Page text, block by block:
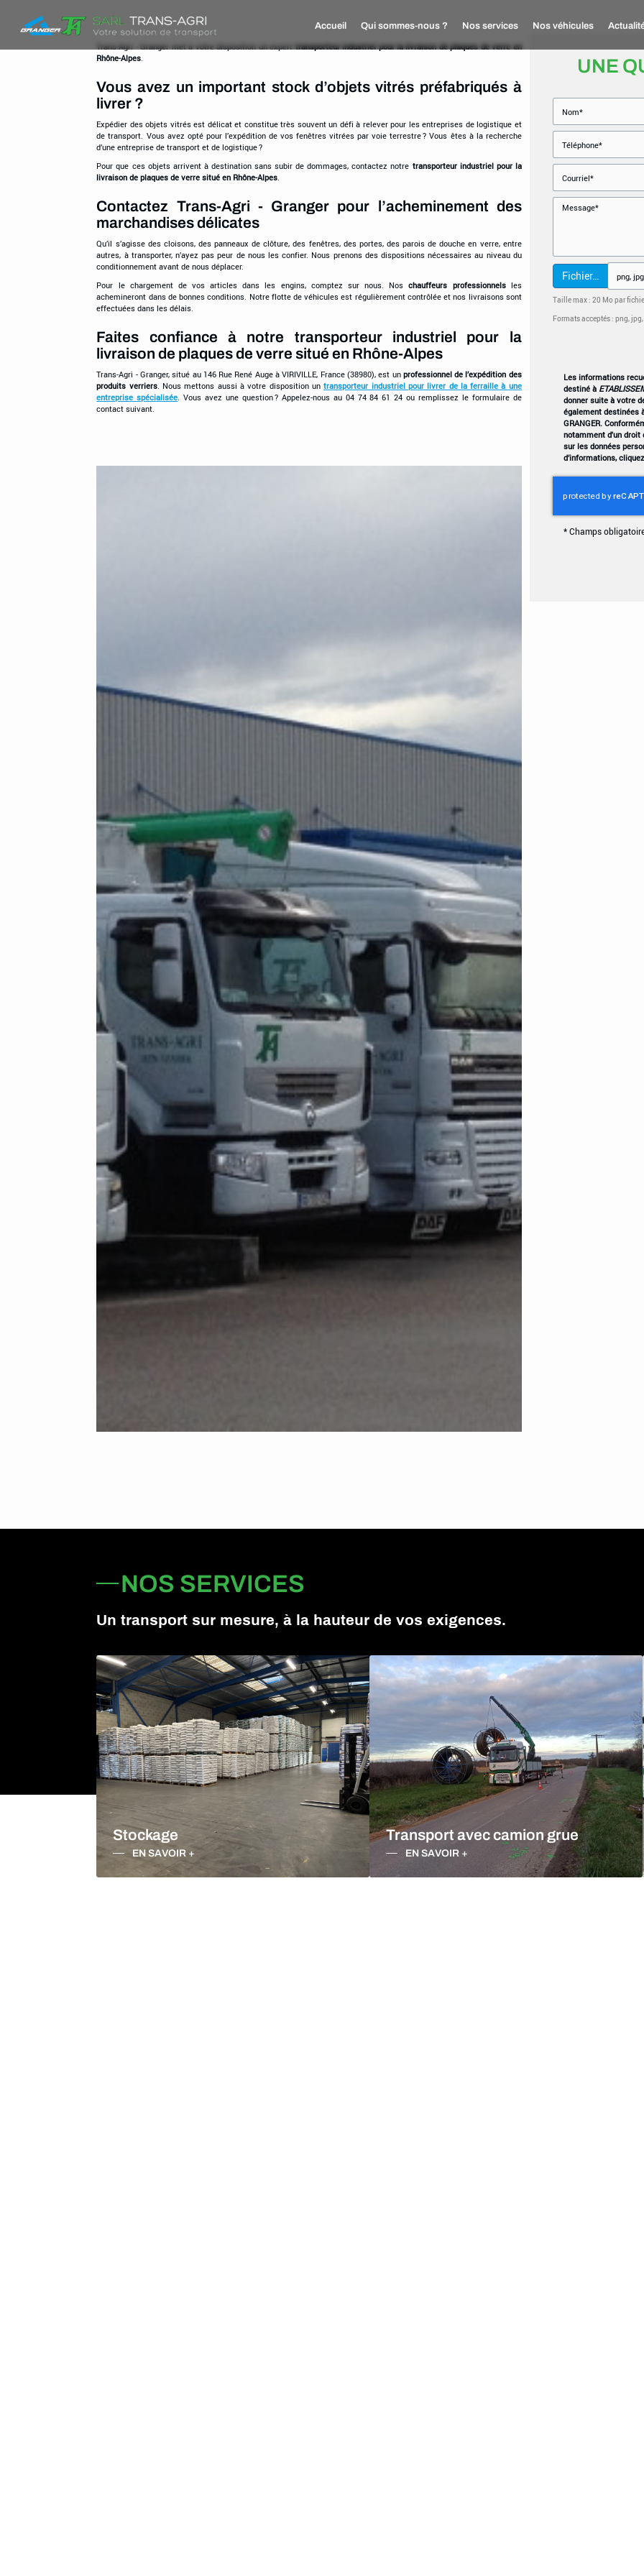
-
Accueil Qui sommes-nous ? Nos services Nos véhicules
TRANSPORTEUR INDUSTRIEL POUR LA
APPELEZ-NOUS CONTACTEZ-NOUS
Trans-Agri - Granger met à votre disposition un expert transporteur industriel pour la livraison de plaques de verre en
Rhône-Alpes.
Vous avez un important stock d’objets vitrés préfabriqués à
livrer ?
Expédier des objets vitrés est délicat et constitue très souvent un défi à relever pour les entreprises de logistique et
de transport. Vous avez opté pour l’expédition de vos fenêtres vitrées par voie terrestre ? Vous êtes à la recherche
d’une entreprise de transport et de logistique ?
Pour que ces objets arrivent à destination sans subir de dommages, contactez notre transporteur industriel pour la
livraison de plaques de verre situé en Rhône-Alpes.
Contactez Trans-Agri - Granger pour l’acheminement des
marchandises délicates
Qu’il s’agisse des cloisons, des panneaux de clôture, des fenêtres, des portes, des parois de douche en verre, entre
autres, à transporter, n’ayez pas peur de nous les confier. Nous prenons des dispositions nécessaires au niveau du
conditionnement avant de nous déplacer.
Pour le chargement de vos articles dans les engins, comptez sur nous. Noschauffeurs professionnelsles
achemineront dans de bonnes conditions. Notre flotte de véhicules est régulièrement contrôlée et nos livraisons sont
effectuées dans les délais.
Faites confiance à notre transporteur industriel pour la
livraison de plaques de verre situé en Rhône-Alpes
Trans-Agri - Granger, situé au 146 Rue René Auge à VIRIVILLE, France (38980), est un professionnel de l’expédition des
produits verriers. Nous mettons aussi à votre disposition untransporteur industriel pour livrer de la ferraille à une
entreprise spécialisée. Vous avez une question ? Appelez-nous au 04 74 84 61 24 ou remplissez le formulaire de
contact suivant.
UNE
Fichier…
Taille max : 20 Mo par
Formats acceptés : png,
Les informations
destiné à
donner suite à votre
également destinées
GRANGER.
notamment d'un droit
sur les données
d’informations, cliquez
*Champs
NOS SERVICES
Un transport sur mesure, à la hauteur de vos exigences.
Stockage
EN SAVOIR +
Transport avec camion grue
EN SAVOIR +